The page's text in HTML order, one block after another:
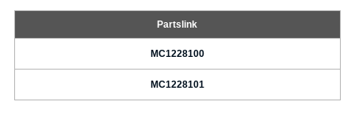
Partslink
MC1228100
MC1228101